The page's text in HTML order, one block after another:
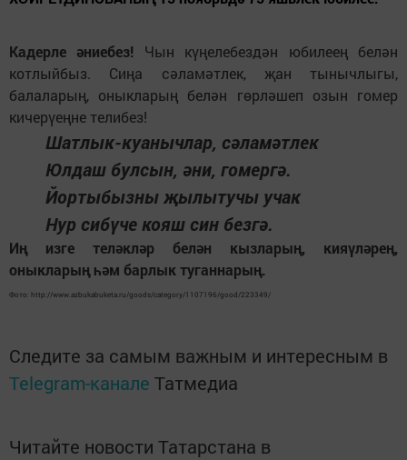
Кадерле әниебез! Чын күңелебездән юбилеең белән
котлыйбыз. Сиңа сәламәтлек, җан тынычлыгы,
балаларың, оныкларың белән гөрләшеп озын гомер
кичерүеңне телибез!
Шатлык-куанычлар, сәламәтлек
Юлдаш булсын, әни, гомергә.
Йортыбызны җылытучы учак
Нур сибүче кояш син безгә.
Иң изге теләкләр белән кызларың, кияүләрең,
оныкларың һәм барлык туганнарың.
Фото: http://www.azbukabuketa.ru/goods/category/1107196/good/223349/
Следите за самым важным и интересным в
Telegram-канале Татмедиа
Читайте новости Татарстана в